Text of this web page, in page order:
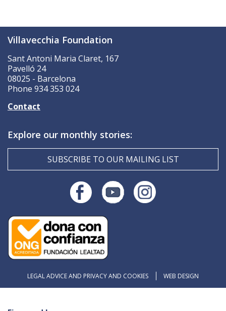
Villavecchia Foundation
Sant Antoni Maria Claret, 167
Pavelló 24
08025 - Barcelona
Phone 934 353 024
Contact
Explore our monthly stories:
SUBSCRIBE TO OUR MAILING LIST
LEGAL ADVICE AND PRIVACY AND COOKIES WEB DESIGN